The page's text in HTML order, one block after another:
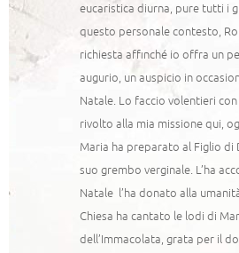
eucaristica diurna, pure tutti i
questo personale contesto,
richiesta affinché io offra un
augurio, un auspicio in
Natale. Lo faccio volentieri
rivolto alla mia missione qui,
Maria ha preparato al Figlio di
suo grembo verginale. L’ha
Natale l’ha donato alla
Chiesa ha cantato le lodi di
dell’Immacolata, grata per il